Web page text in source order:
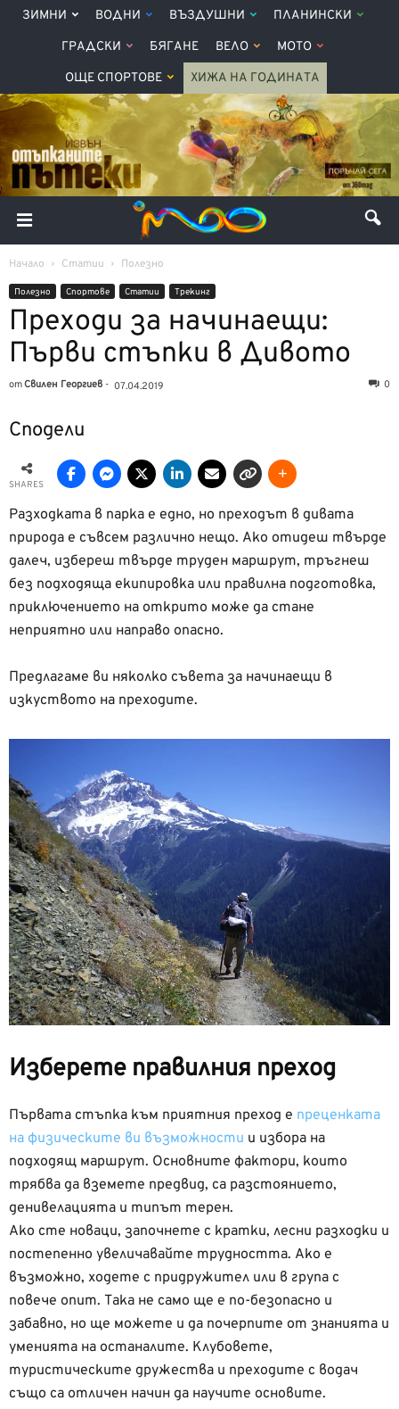
ЗИМНИ ВОДНИ ВЪЗДУШНИ ПЛАНИНСКИ
ГРАДСКИ БЯГАНЕ ВЕЛО МОТО
ОЩЕ СПОРТОВЕ ХИЖА НА ГОДИНАТА
Начало Статии Полезно
Полезно Спортове Статии Трекинг
Преходи за начинаещи:
Първи стъпки в Дивото
отСвилен Георгиев - 07.04.2019 0
Сподели
SHARES
Разходката в парка е едно, но преходът в дивата
природа е съвсем различно нещо. Ако отидеш твърде
далеч, избереш твърде труден маршрут, тръгнеш
без подходяща екипировка или правилна подготовка,
приключението на открито може да стане
неприятно или направо опасно.
Предлагаме ви няколко съвета за начинаещи в
изкуството на преходите.
Изберете правилния преход
Първата стъпка към приятния преход е преценката
на физическите ви възможности и избора на
подходящ маршрут. Основните фактори, които
трябва да вземете предвид, са разстоянието,
денивелацията и типът терен.
Ако сте новаци, започнете с кратки, лесни разходки и
постепенно увеличавайте трудността. Ако е
възможно, ходете с придружител или в група с
повече опит. Така не само ще е по-безопасно и
забавно, но ще можете и да почерпите от знанията и
уменията на останалите. Клубовете,
туристическите дружества и преходите с водач
също са отличен начин да научите основите.